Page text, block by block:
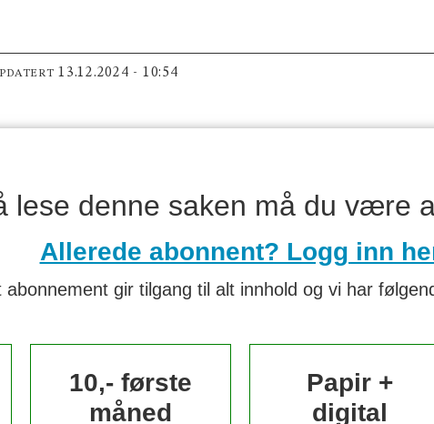
13.12.2024 - 10:54
lese denne saken må du være
Allerede abonnent? Logg inn
abonnement gir tilgang til alt innhold og vi har
10,- første
måned
Papir +
digital